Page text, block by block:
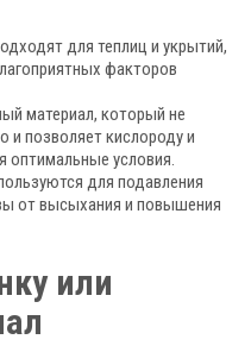
для теплиц и укрытий,
факторов
материал, который не
и позволяет кислороду и
оптимальные условия.
для подавления
от высыхания и повышения
или